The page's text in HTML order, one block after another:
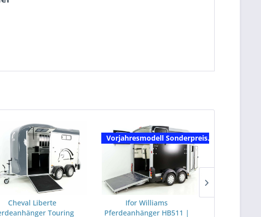
Cheval Liberte
Touring
Vorjahresmodell Sonderpreis...
Ifor Williams
Pferdeanhänger HB511 |